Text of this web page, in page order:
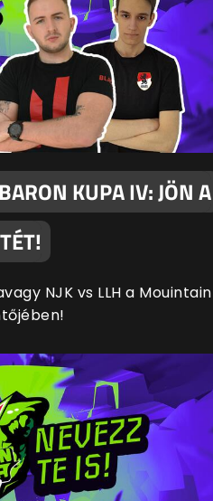
KUPA IV: JÖN A
NJK vs LLH a Mouintain